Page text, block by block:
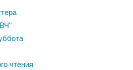
чтения